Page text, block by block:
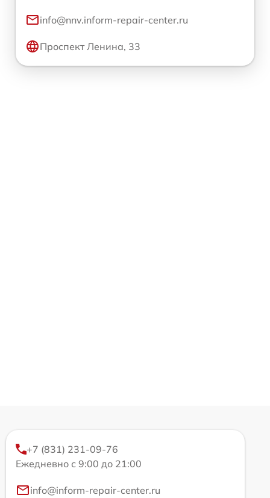
info@nnv.inform-repair-center.ru
Проспект Ленина, 33
+7 (831) 231-09-76
Ежедневно с 9:00 до 21:00
info@inform-repair-center.ru